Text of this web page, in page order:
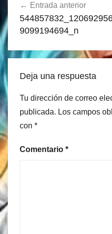
de
entradas
Entrada anterior
9099194694_n
Deja una respuesta
Tu dirección de correo
publicada. Los campos
con *
Comentario *